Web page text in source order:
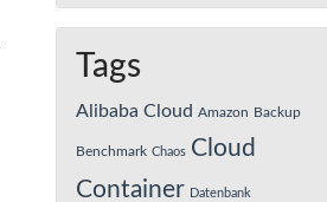
Tags
Alibaba Cloud Amazon Backup
Benchmark Chaos Cloud
Container Datenbank